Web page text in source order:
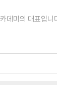
데미의 대표입니